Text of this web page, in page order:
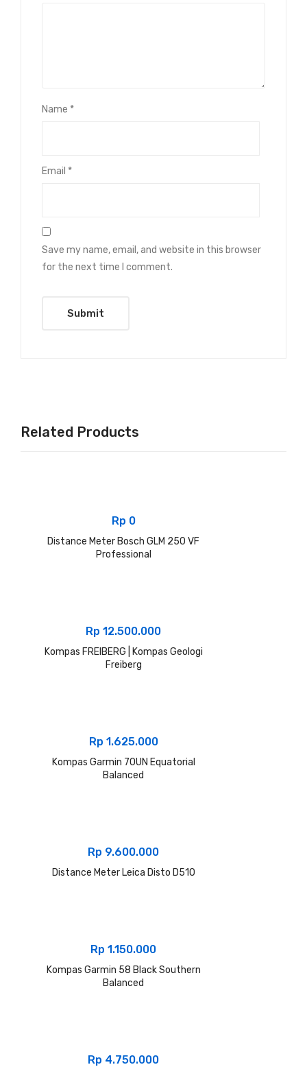
Name *
Email *
Save my name, email, and website in this browser
for the next time I comment.
Related Products
Rp 0
Distance Meter Bosch GLM 250 VF
Professional
Rp 12.500.000
Kompas FREIBERG | Kompas Geologi
Freiberg
Rp 1.625.000
Kompas Garmin 70UN Equatorial
Balanced
Rp 9.600.000
Distance Meter Leica Disto D510
Rp 1.150.000
Kompas Garmin 58 Black Southern
Balanced
Rp 4.750.000